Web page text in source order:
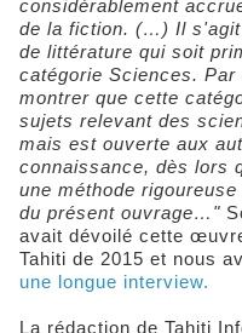
considérablement
de la fiction. (…) Il s'agit
de littérature qui soit
catégorie Sciences.
montrer que cette
sujets relevant des
mais est ouverte aux
connaissance, dès lors
une méthode
du présent ouvrage…"
avait dévoilé cette
Tahiti de 2015 et nous
une longue interview.
La rédaction de Tahiti